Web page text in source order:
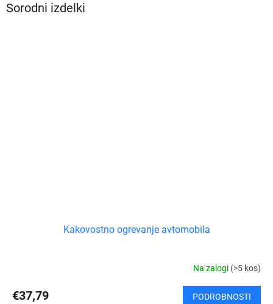
Sorodni izdelki
Kakovostno ogrevanje avtomobila
Na zalogi (>5 kos)
€37,79 PODROBNOSTI